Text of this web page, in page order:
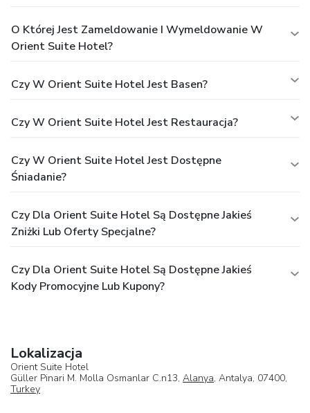
O Której Jest Zameldowanie I Wymeldowanie W
Orient Suite Hotel?
Czy W Orient Suite Hotel Jest Basen?
Czy W Orient Suite Hotel Jest Restauracja?
Czy W Orient Suite Hotel Jest Dostępne
Śniadanie?
Czy Dla Orient Suite Hotel Są Dostępne Jakieś
Zniżki Lub Oferty Specjalne?
Czy Dla Orient Suite Hotel Są Dostępne Jakieś
Kody Promocyjne Lub Kupony?
Lokalizacja
Orient Suite Hotel
Güller Pinari M. Molla Osmanlar C.n13, Alanya, Antalya, 07400,
Turkey